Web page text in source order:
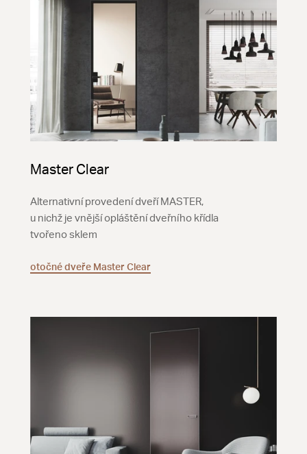
Master Clear
Alternativní provedení dveří MASTER,
u nichž je vnější opláštění dveřního křídla
tvořeno sklem
otočné dveře Master Clear